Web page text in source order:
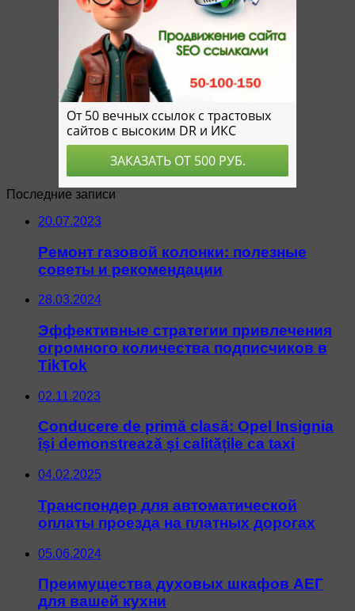
Последние записи
20.07.2023
Ремонт газовой колонки: полезные
советы и рекомендации
28.03.2024
Эффективные стратегии привлечения
огромного количества подписчиков в
TikTok
02.11.2023
Conducere de primă clasă: Opel Insignia
își demonstrează și calitățile ca taxi
04.02.2025
Транспондер для автоматической
оплаты проезда на платных дорогах
05.06.2024
Преимущества духовых шкафов АЕГ
для вашей кухни